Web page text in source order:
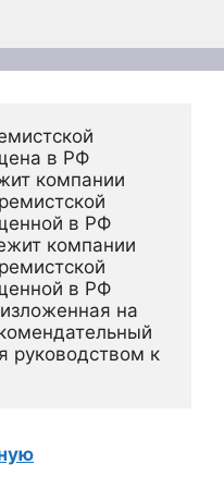
в РФ
компании
в РФ
компании
в РФ
на
руководством к